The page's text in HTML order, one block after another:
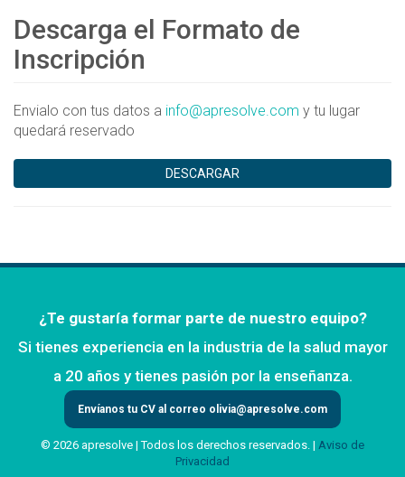
Descarga el Formato de
Inscripción
Envialo con tus datos a info@apresolve.com y tu lugar
quedará reservado
DESCARGAR
¿Te gustaría formar parte de nuestro equipo?
Si tienes experiencia en la industria de la salud mayor
a 20 años y tienes pasión por la enseñanza.
Envíanos tu CV al correo olivia@apresolve.com
© 2026 apresolve | Todos los derechos reservados. | Aviso de
Privacidad